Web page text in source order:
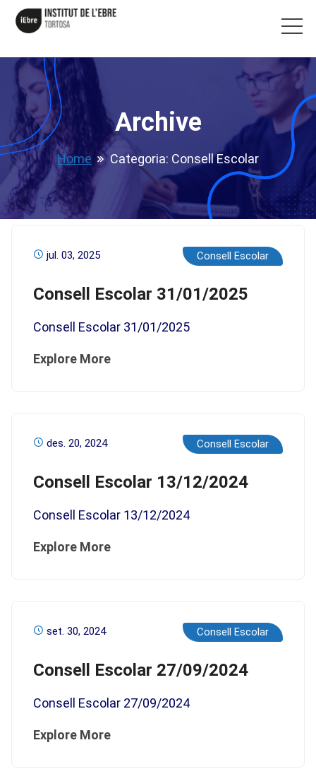
Archive
Home Categoria: Consell Escolar
jul. 03, 2025 Consell Escolar
Consell Escolar 31/01/2025
Consell Escolar 31/01/2025
Explore More
des. 20, 2024 Consell Escolar
Consell Escolar 13/12/2024
Consell Escolar 13/12/2024
Explore More
set. 30, 2024 Consell Escolar
Consell Escolar 27/09/2024
Consell Escolar 27/09/2024
Explore More